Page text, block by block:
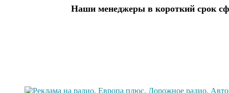
Наши менеджеры в короткий срок